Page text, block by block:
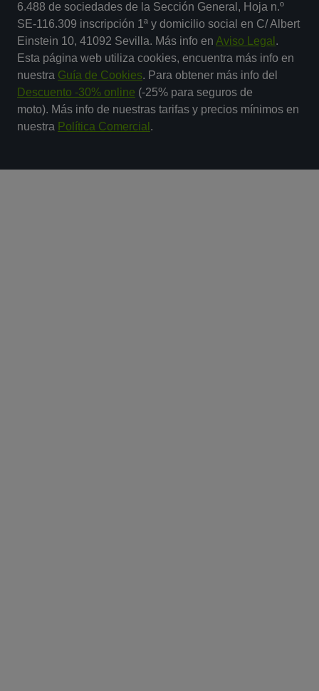
6.488 de sociedades de la Sección General, Hoja n.º
SE-116.309 inscripción 1ª y domicilio social en C/ Albert
Einstein 10, 41092 Sevilla. Más info en Aviso Legal .
Esta página web utiliza cookies, encuentra más info en
nuestra Guía de Cookies. Para obtener más info del
Descuento -30% online (-25% para seguros de
moto). Más info de nuestras tarifas y precios mínimos en
nuestra Política Comercial .